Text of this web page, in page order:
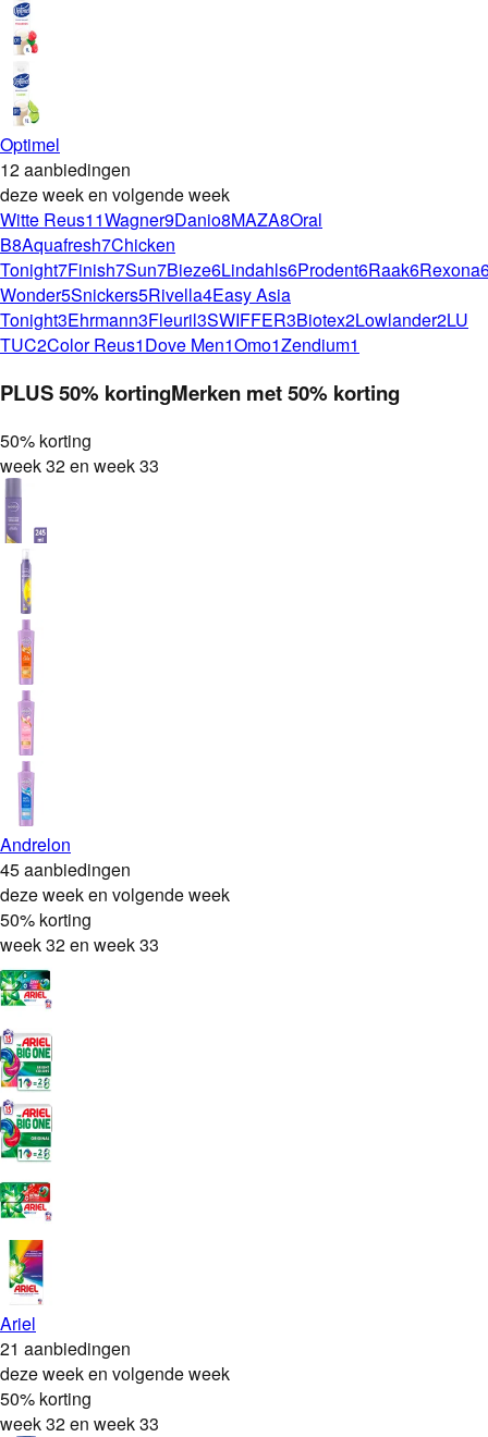
Optimel
12 aanbiedingen
deze week en volgende week
Witte Reus11Wagner9Danio8MAZA8Oral
B8Aquafresh7Chicken
Tonight7Finish7Sun7Bieze6Lindahls6Prodent6Raak6Rexona
Wonder5Snickers5Rivella4Easy Asia
Tonight3Ehrmann3Fleuril3SWIFFER3Biotex2Lowlander2LU
TUC2Color Reus1Dove Men1Omo1Zendium1
PLUS50% kortingMerken met50% korting
50% korting
week 32 en week 33
Andrelon
45 aanbiedingen
deze week en volgende week
50% korting
week 32 en week 33
Ariel
21 aanbiedingen
deze week en volgende week
50% korting
week 32 en week 33